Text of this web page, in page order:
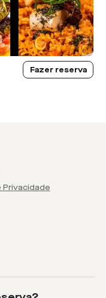
Fazer reserva
Privacidade